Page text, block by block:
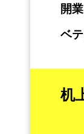
開
ベ
机